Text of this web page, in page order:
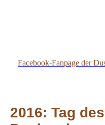
Facebook-Fanpage der
2016: Tag